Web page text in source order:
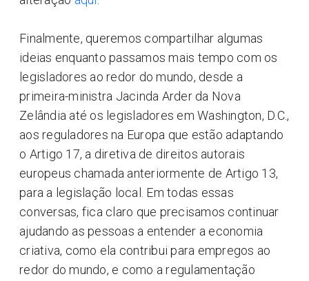
Finalmente, queremos compartilhar algumas
ideias enquanto passamos mais tempo com os
legisladores ao redor do mundo, desde a
primeira-ministra Jacinda Arder da Nova
Zelândia até os legisladores em Washington, D.C.,
aos reguladores na Europa que estão adaptando
o Artigo 17, a diretiva de direitos autorais
europeus chamada anteriormente de Artigo 13,
para a legislação local. Em todas essas
conversas, fica claro que precisamos continuar
ajudando as pessoas a entender a economia
criativa, como ela contribui para empregos ao
redor do mundo, e como a regulamentação